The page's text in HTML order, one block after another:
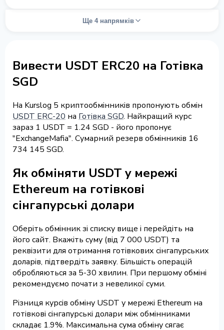
Ще 4 напрямків
Вивести USDT ERC20 на Готівка
SGD
На Kurslog 5 криптообмінників пропонують обмін
USDT ERC-20 на Готівка SGD. Найкращий курс
зараз 1 USDT = 1.24 SGD - його пропонує
"ExchangeMafia". Сумарний резерв обмінників 16
734 145 SGD.
Як обміняти USDT у мережі
Ethereum на готівкові
сінгапурські долари
Оберіть обмінник зі списку вище і перейдіть на
його сайт. Вкажіть суму (від 7 000 USDT) та
реквізити для отримання готівкових сінгапурських
доларів, підтвердіть заявку. Більшість операцій
обробляються за 5-30 хвилин. При першому обміні
рекомендуємо почати з невеликої суми.
Різниця курсів обміну USDT у мережі Ethereum на
готівкові сінгапурські долари між обмінниками
складає 1.9%. Максимальна сума обміну сягає